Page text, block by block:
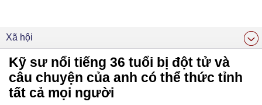
Xã hội
Kỹ sư nổi tiếng 36 tuổi bị đột tử và
câu chuyện của anh có thể thức tỉnh
tất cả mọi người